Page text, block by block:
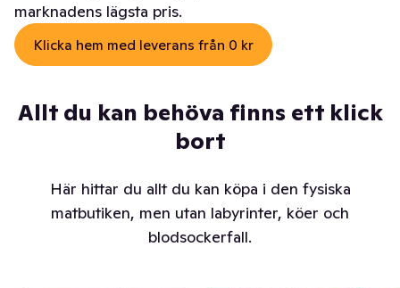
marknadens lägsta pris.
Klicka hem med leverans från 0 kr
Allt du kan behöva finns ett klick
bort
Här hittar du allt du kan köpa i den fysiska
matbutiken, men utan labyrinter, köer och
blodsockerfall.